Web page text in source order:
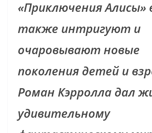
«Приключения Алисы»
также интригуют и
очаровывают новые
поколения детей и
Роман Кэрролла дал
удивительному